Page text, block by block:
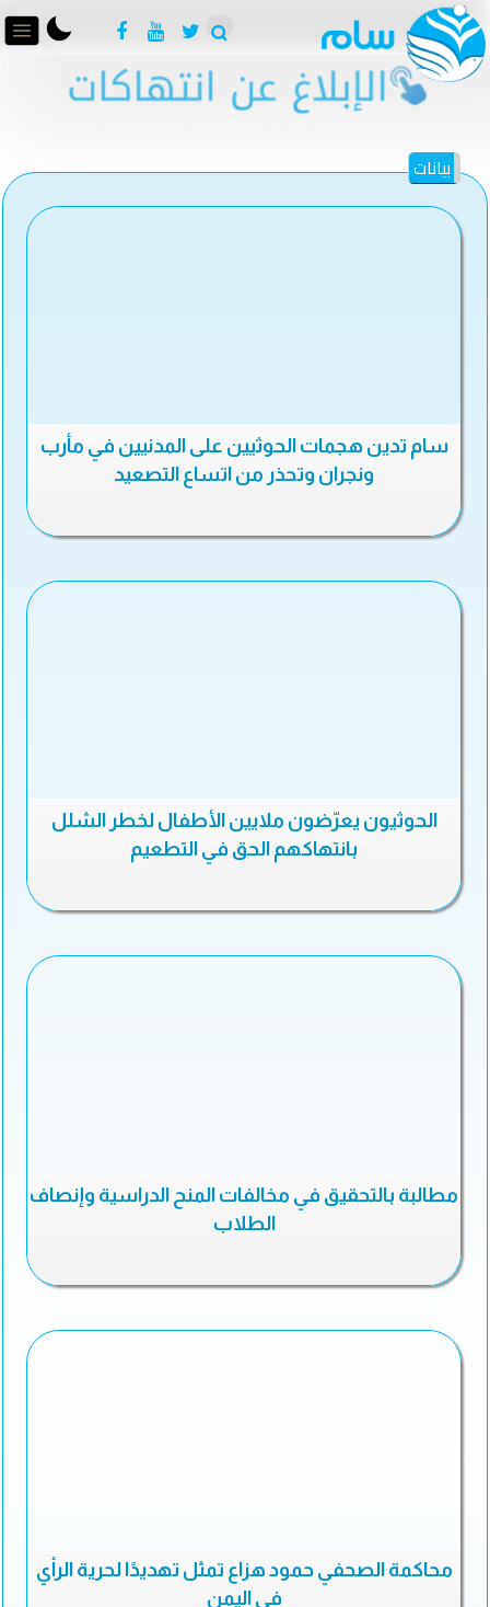
بيانات
سام تدين هجمات الحوثيين على المدنيين في مأرب
ونجران وتحذر من اتساع التصعيد
الحوثيون يعرّضون ملايين الأطفال لخطر الشلل
بانتهاكهم الحق في التطعيم
مطالبة بالتحقيق في مخالفات المنح الدراسية وإنصاف
الطلاب
محاكمة الصحفي حمود هزاع تمثل تهديدًا لحرية الرأي
في اليمن